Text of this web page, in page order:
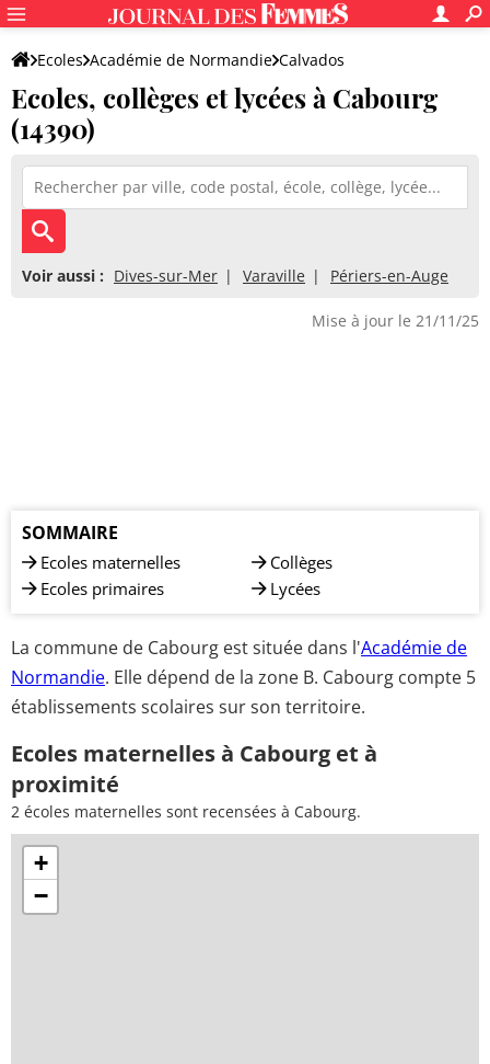
Ecoles Académie de Normandie Calvados
Ecoles, collèges et lycées à Cabourg
(14390)
Voir aussi : Dives-sur-Mer Varaville Périers-en-Auge
Mise à jour le 21/11/25
SOMMAIRE
Ecoles maternelles
Ecoles primaires
Collèges
Lycées
La commune de Cabourg est située dans l'Académie de
Normandie. Elle dépend de la zone B. Cabourg compte 5
établissements scolaires sur son territoire.
Ecoles maternelles à Cabourg et à
proximité
2 écoles maternelles sont recensées à Cabourg.
+
−